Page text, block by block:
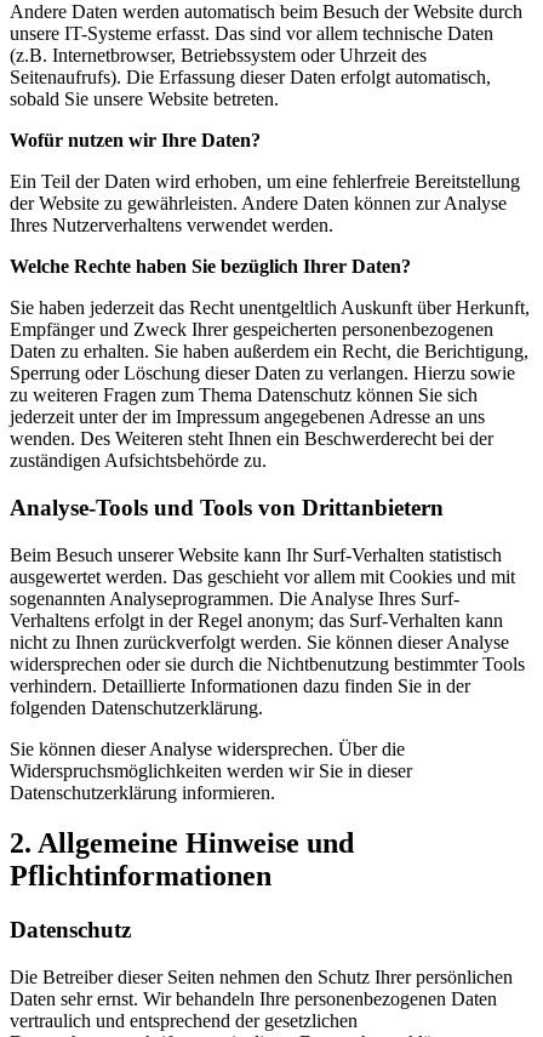
Andere Daten werden automatisch beim Besuch der Website durch
unsere IT-Systeme erfasst. Das sind vor allem technische Daten
(z.B. Internetbrowser, Betriebssystem oder Uhrzeit des
Seitenaufrufs). Die Erfassung dieser Daten erfolgt automatisch,
sobald Sie unsere Website betreten.
Wofür nutzen wir Ihre Daten?
Ein Teil der Daten wird erhoben, um eine fehlerfreie Bereitstellung
der Website zu gewährleisten. Andere Daten können zur Analyse
Ihres Nutzerverhaltens verwendet werden.
Welche Rechte haben Sie bezüglich Ihrer Daten?
Sie haben jederzeit das Recht unentgeltlich Auskunft über Herkunft,
Empfänger und Zweck Ihrer gespeicherten personenbezogenen
Daten zu erhalten. Sie haben außerdem ein Recht, die Berichtigung,
Sperrung oder Löschung dieser Daten zu verlangen. Hierzu sowie
zu weiteren Fragen zum Thema Datenschutz können Sie sich
jederzeit unter der im Impressum angegebenen Adresse an uns
wenden. Des Weiteren steht Ihnen ein Beschwerderecht bei der
zuständigen Aufsichtsbehörde zu.
Analyse-Tools und Tools von Drittanbietern
Beim Besuch unserer Website kann Ihr Surf-Verhalten statistisch
ausgewertet werden. Das geschieht vor allem mit Cookies und mit
sogenannten Analyseprogrammen. Die Analyse Ihres Surf-
Verhaltens erfolgt in der Regel anonym; das Surf-Verhalten kann
nicht zu Ihnen zurückverfolgt werden. Sie können dieser Analyse
widersprechen oder sie durch die Nichtbenutzung bestimmter Tools
verhindern. Detaillierte Informationen dazu finden Sie in der
folgenden Datenschutzerklärung.
Sie können dieser Analyse widersprechen. Über die
Widerspruchsmöglichkeiten werden wir Sie in dieser
Datenschutzerklärung informieren.
2. Allgemeine Hinweise und
Pflichtinformationen
Datenschutz
Die Betreiber dieser Seiten nehmen den Schutz Ihrer persönlichen
Daten sehr ernst. Wir behandeln Ihre personenbezogenen Daten
vertraulich und entsprechend der gesetzlichen